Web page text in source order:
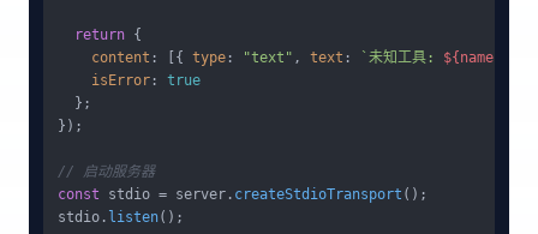
return {
content : [{ type : "text" , text : `未知工具: ${name}
isError : true
  };
});
// 启动服务器
const stdio = server. createStdioTransport ();
stdio. listen